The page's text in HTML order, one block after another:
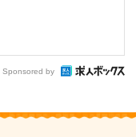
Sponsored by